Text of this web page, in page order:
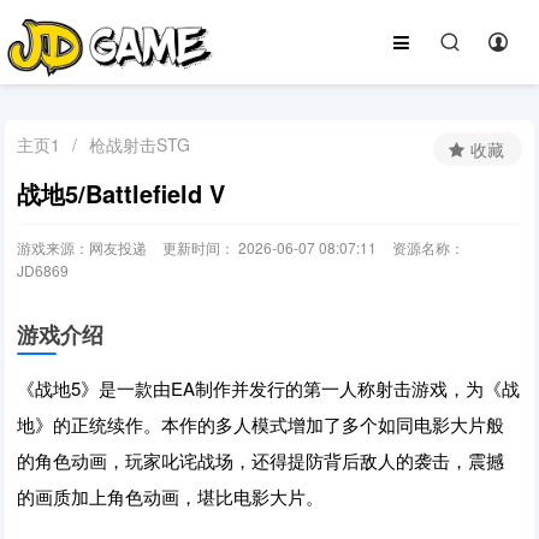
主页1 / 枪战射击STG
战地5/Battlefield V
游戏来源：网友投递 更新时间： 2026-06-07 08:07:11
资源名称：
JD6869
收藏
游戏介绍
《战地5》是一款由EA制作并发行的第一人称射击游戏，为《战
地》的正统续作。本作的多人模式增加了多个如同电影大片般
的角色动画，玩家叱诧战场，还得提防背后敌人的袭击，震撼
的画质加上角色动画，堪比电影大片。